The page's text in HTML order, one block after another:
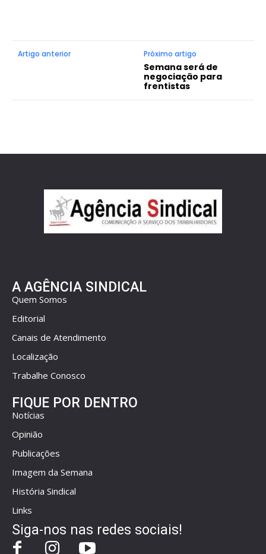
Artigo anterior Próximo artigo
Semana será de
negociação para
frentistas
A AGÊNCIA SINDICAL
Quem Somos
Editorial
Canais de Atendimento
Localização
Trabalhe Conosco
FIQUE POR DENTRO
Notícias
Opinião
Publicações
Imagem da Semana
História Sindical
Links
Siga-nos nas redes sociais!